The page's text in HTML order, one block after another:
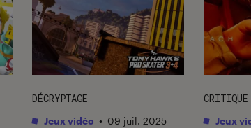
DÉCRYPTAGE
Jeux vidéo • 09 juil. 2025
CRITIQUE
Jeux